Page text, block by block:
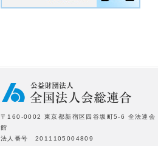
〒160-0002 東京都新宿区四谷坂町5-6 全法連会
館
法人番号 2011105004809